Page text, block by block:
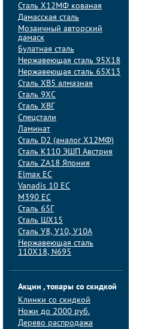
Сталь Х12МФ кованая
Дамасская сталь
Мозаичный авторский
дамаск
Булатная сталь
Нержавеющая сталь 95Х18
Нержавеющая сталь 65Х13
Сталь ХВ5 алмазная
Сталь 9ХС
Сталь ХВГ
Спецстали
Ламинат
Сталь D2 (аналог Х12МФ)
Сталь K110 ЭШП Австрия
Сталь ZA18 Япония
Elmax ЕС
Vanadis 10 ЕС
M390 ЕС
Сталь 65Г
Сталь ШХ15
Сталь У8, У10, У10А
Нержавеющая сталь
110Х18, N695
Акции , товары со скидкой
Клинки со скидкой
Ножи до 2000 руб.
Дерево распродажа